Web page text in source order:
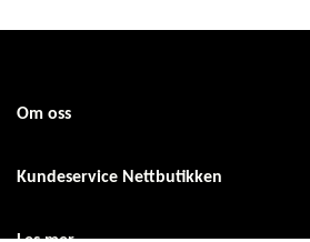
Om oss
Kundeservice Nettbutikken